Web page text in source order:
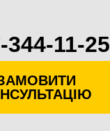
344-11-25